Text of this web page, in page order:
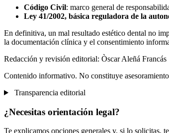
Código Civil: marco general de
Ley 41/2002, básica reguladora de la
En definitiva, un mal resultado estético dental no
la documentación clínica y el consentimiento
Redacción y revisión editorial: Òscar Aleñá Francás
Contenido informativo. No constituye
Transparencia editorial
¿Necesitas orientación legal?
Te explicamos opciones generales y, si lo solicitas,